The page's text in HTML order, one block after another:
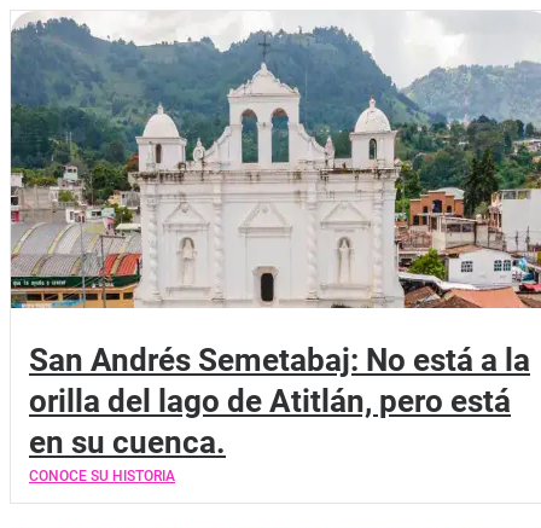
San Andrés Semetabaj: No está a la
orilla del lago de Atitlán, pero está
en su cuenca.
CONOCE SU HISTORIA